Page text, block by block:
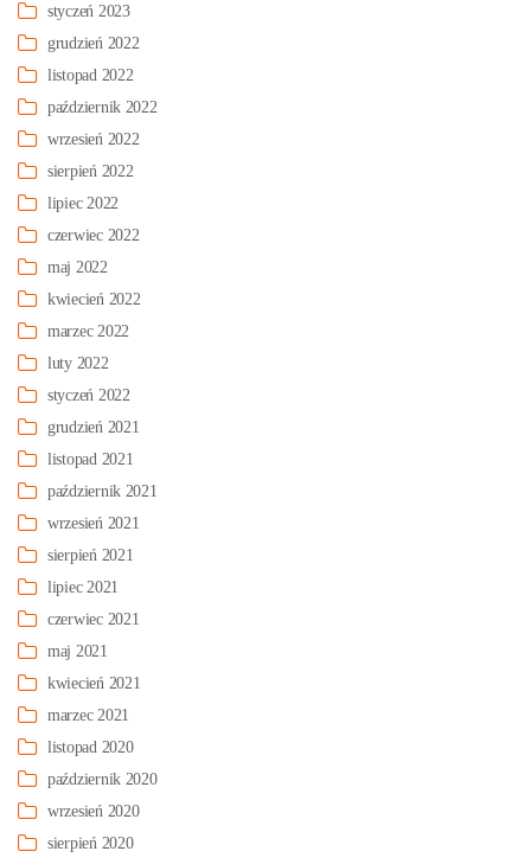
styczeń 2023
grudzień 2022
listopad 2022
październik 2022
wrzesień 2022
sierpień 2022
lipiec 2022
czerwiec 2022
maj 2022
kwiecień 2022
marzec 2022
luty 2022
styczeń 2022
grudzień 2021
listopad 2021
październik 2021
wrzesień 2021
sierpień 2021
lipiec 2021
czerwiec 2021
maj 2021
kwiecień 2021
marzec 2021
listopad 2020
październik 2020
wrzesień 2020
sierpień 2020